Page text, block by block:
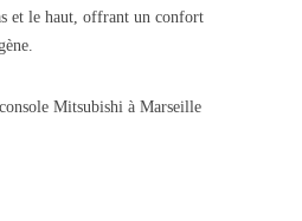
et le haut, offrant un confort
Mitsubishi à Marseille